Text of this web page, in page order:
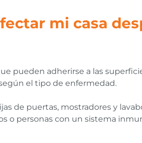
mi casa
pueden adherirse a las
el tipo de enfermedad.
de puertas, mostradores y
o personas con un sistema